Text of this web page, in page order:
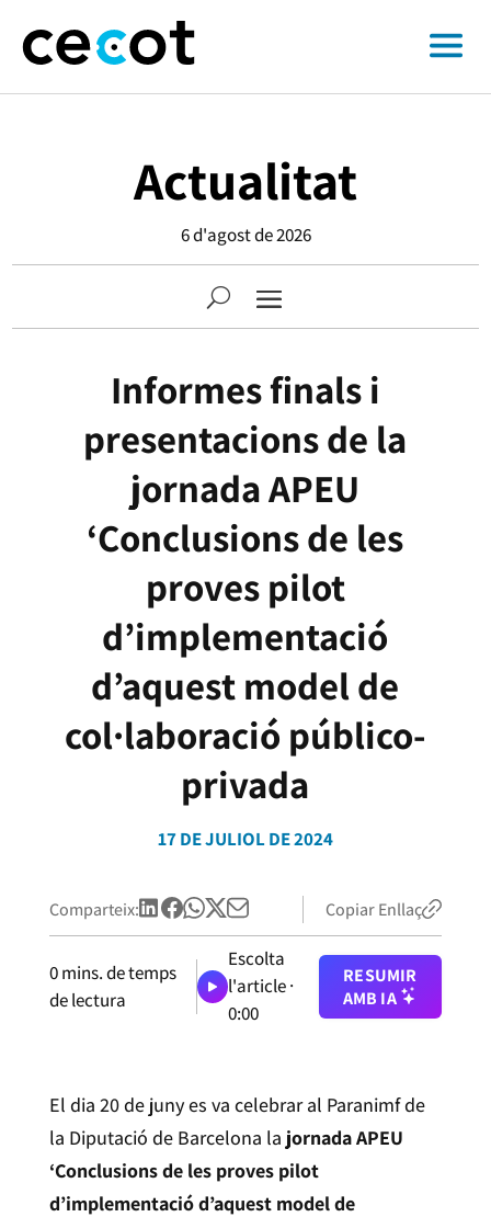
Actualitat
6 d'agost de 2026
Informes finals i
presentacions de la
jornada APEU
‘Conclusions de les
proves pilot
d’implementació
d’aquest model de
col·laboració público-
privada
17 DE JULIOL DE 2024
Comparteix: Copiar Enllaç
0mins. de temps
de lectura
Escolta
l'article ·
0:00
RESUMIR
AMB IA
El dia 20 de juny es va celebrar al Paranimf de
la Diputació de Barcelona la jornada APEU
‘Conclusions de les proves pilot
d’implementació d’aquest model de